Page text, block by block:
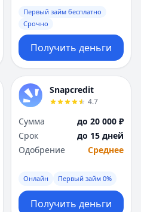
Первый займ бесплатно
Срочно
Получить деньги
Snapcredit
4.7
Сумма
до 20 000 ₽
Срок
до 15 дней
Одобрение
Среднее
Онлайн Первый займ 0%
Получить деньги